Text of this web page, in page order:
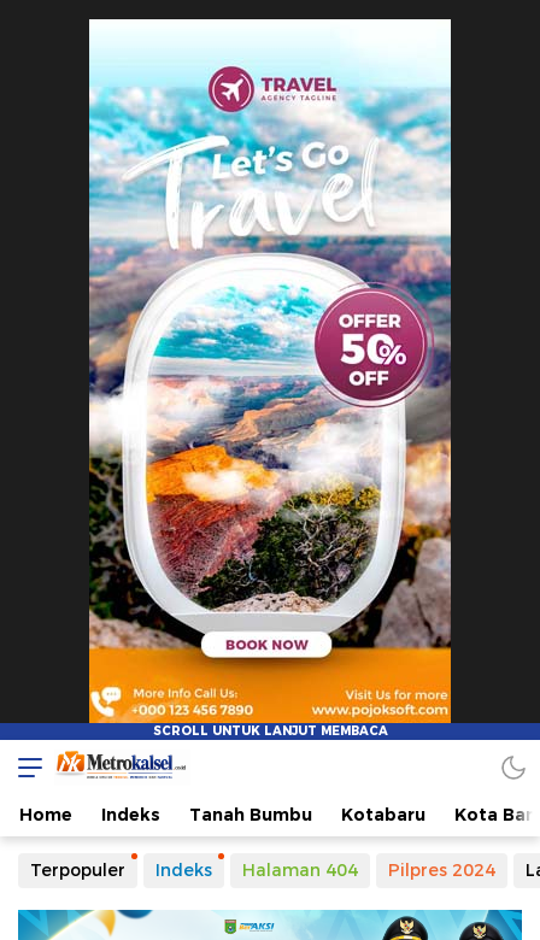
Home Indeks Tanah Bumbu Kotabaru Kota
Terpopuler Indeks Halaman 404 Pilpres 2024